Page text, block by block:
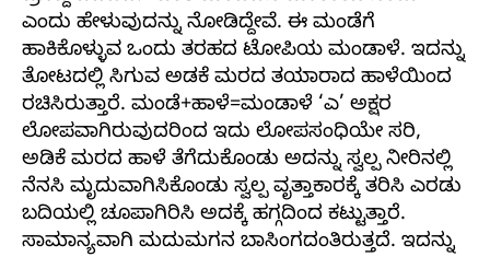
ಎಂದು ಹೇಳುವುದನ್ನು ನೋಡಿದ್ದೇವೆ. ಈ ಮಂಡೆಗೆ
ಹಾಕಿಕೊಳ್ಳುವ ಒಂದು ತರಹದ ಟೋಪಿಯ ಮಂಡಾಳೆ. ಇದನ್ನು
ತೋಟದಲ್ಲಿ ಸಿಗುವ ಅಡಕೆ ಮರದ ತಯಾರಾದ ಹಾಳೆಯಿಂದ
ರಚಿಸಿರುತ್ತಾರೆ. ಮಂಡೆ+ಹಾಳೆ=ಮಂಡಾಳೆ ‘ಎ’ ಅಕ್ಷರ
ಲೋಪವಾಗಿರುವುದರಿಂದ ಇದು ಲೋಪಸಂಧಿಯೇ ಸರಿ,
ಅಡಿಕೆ ಮರದ ಹಾಳೆ ತೆಗೆದುಕೊಂಡು ಅದನ್ನು ಸ್ವಲ್ಪ ನೀರಿನಲ್ಲಿ
ನೆನಸಿ ಮೃದುವಾಗಿಸಿಕೊಂಡು ಸ್ವಲ್ಪ ವೃತ್ತಾಕಾರಕ್ಕೆ ತರಿಸಿ ಎರಡು
ಬದಿಯಲ್ಲಿ ಚೂಪಾಗಿರಿಸಿ ಅದಕ್ಕೆ ಹಗ್ಗದಿಂದ ಕಟ್ಟುತ್ತಾರೆ.
ಸಾಮಾನ್ಯವಾಗಿ ಮದುಮಗನ ಬಾಸಿಂಗದಂತಿರುತ್ತದೆ. ಇದನ್ನು